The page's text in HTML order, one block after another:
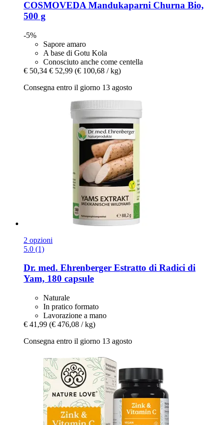
COSMOVEDA Mandukaparni Churna Bio,
500 g
-5%
Sapore amaro
A base di Gotu Kola
Conosciuto anche come centella
€ 50,34 € 52,99 (€ 100,68 / kg)
Consegna entro il giorno 13 agosto
2 opzioni
5.0 (1)
Dr. med. Ehrenberger Estratto di Radici di
Yam, 180 capsule
Naturale
In pratico formato
Lavorazione a mano
€ 41,99 (€ 476,08 / kg)
Consegna entro il giorno 13 agosto